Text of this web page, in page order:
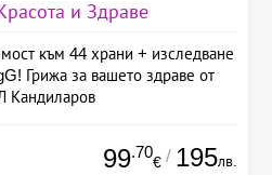
Красота и Здраве
към 44 храни + изследване
Грижа за вашето здраве от
Кандиларов
99.70
€ / 195лв.